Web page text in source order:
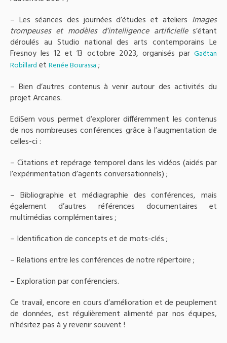
– Les séances des journées d’études et ateliers Images
trompeuses et modèles d’intelligence artificielles’étant
déroulés au Studio national des arts contemporains Le
Fresnoy les 12 et 13 octobre 2023, organisés par Gaëtan
Robillard et Renée Bourassa;
– Bien d’autres contenus à venir autour des activités du
projet Arcanes.
EdiSem vous permet d’explorer différemment les contenus
de nos nombreuses conférences grâce à l’augmentation de
celles-ci :
– Citations et repérage temporel dans les vidéos (aidés par
l’expérimentation d’agents conversationnels) ;
– Bibliographie et médiagraphie des conférences, mais
également d’autres références documentaires et
multimédias complémentaires ;
– Identification de concepts et de mots-clés ;
– Relations entre les conférences de notre répertoire ;
– Exploration par conférenciers.
Ce travail, encore en cours d’amélioration et de peuplement
de données, est régulièrement alimenté par nos équipes,
n’hésitez pas à y revenir souvent !